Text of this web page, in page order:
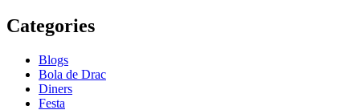
Categories
Blogs
Bola de Drac
Diners
Festa